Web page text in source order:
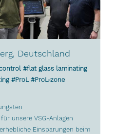
Deutschland
#flat glass laminating
#ProL #ProL-zone
unsere VSG-Anlagen
Einsparungen beim